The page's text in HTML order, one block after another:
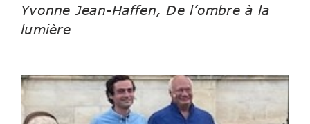
Yvonne Jean-Haffen, De l’ombre à la
lumière